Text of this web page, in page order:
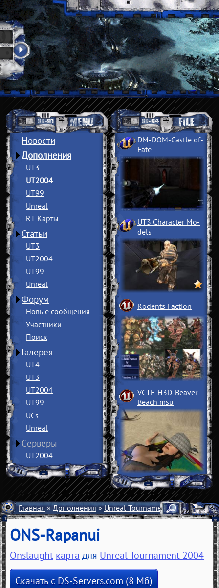
Новости
Дополнения
UT3
UT2004
UT99
Unreal
RT-Карты
Статьи
UT3
UT2004
UT99
Unreal
Форум
Новые сообщения
Участники
Поиск
Галерея
UT4
UT3
UT2004
UT99
UCs
Unreal
Серверы
UT2004
DM-DOM-Castle of­
Fate
UT3 Character Mo­
dels
Rodents Faction
VCTF-H3D-Beaver ­
Beach msu
Главная»Дополнения»Unreal Tournament 2004»Карты
ONS-Rapanui
Onslaught карта для Unreal Tournament 2004
Скачать с DS-Servers.com (8 Мб)